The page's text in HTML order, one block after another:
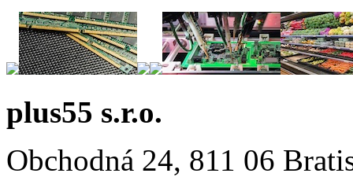
plus55 s.r.o.
Obchodná 24, 811 06